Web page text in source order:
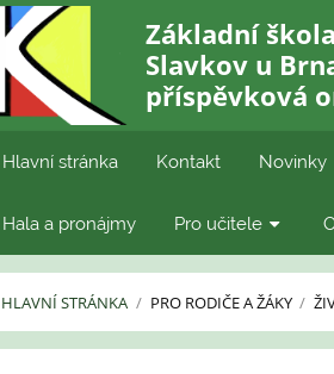
Základní
Slavkov u
příspěvková
Hlavní stránka Kontakt Novinky
Hala a pronájmy Pro učitele
HLAVNÍ STRÁNKA / PRO RODIČE A ŽÁKY /